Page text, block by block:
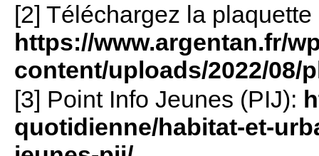
[2] Téléchargez la
https://www.argentan.fr/
content/uploads/2022/08/
[3] Point Info Jeunes (PIJ):
quotidienne/habitat-et-